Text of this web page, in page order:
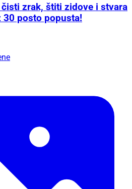
zrak, štiti zidove i stvara
30 posto popusta!